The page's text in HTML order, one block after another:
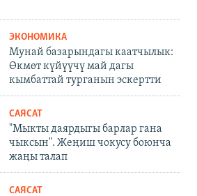
ЭКОНОМИКА
Мунай базарындагы каатчылык:
Өкмөт күйүүчү май дагы
кымбаттай турганын эскертти
САЯСАТ
"Мыкты даярдыгы барлар гана
чыксын". Жеңиш чокусу боюнча
жаңы талап
САЯСАТ